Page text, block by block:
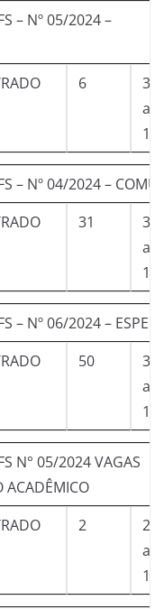
– Nº 05/2024 –
6
a
– Nº 04/2024 –
31
a
– Nº 06/2024 –
50
a
N° 05/2024 VAGAS
ACADÊMICO
2
a